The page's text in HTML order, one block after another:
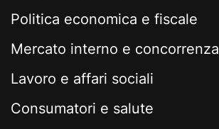
Politica economica e fiscale
Mercato interno e concorrenza
Lavoro e affari sociali
Consumatori e salute